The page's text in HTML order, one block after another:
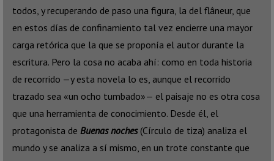
todos, y recuperando de paso una figura, la del flâneur, que
en estos días de confinamiento tal vez encierre una mayor
carga retórica que la que se proponía el autor durante la
escritura. Pero la cosa no acaba ahí: como en toda historia
de recorrido —y esta novela lo es, aunque el recorrido
trazado sea «un ocho tumbado»— el paisaje no es otra cosa
que una herramienta de conocimiento. Desde él, el
protagonista de Buenas noches(Círculo de tiza) analiza el
mundo y se analiza a sí mismo, en un trote constante que